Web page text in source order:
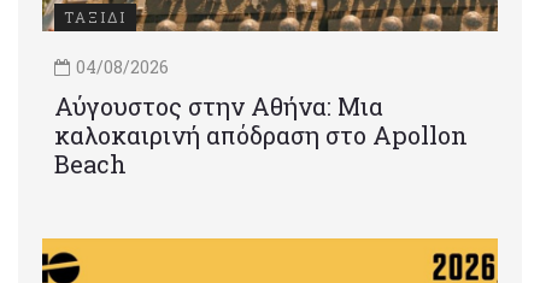
ΤΑΞΙΔΙ
04/08/2026
Αύγουστος στην Αθήνα: Μια
καλοκαιρινή απόδραση στο Apollon
Beach